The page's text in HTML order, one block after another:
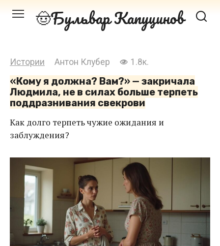
Перейти Бульвар Капуцинов
Истории Антон Клубер 1.8к.
«Кому я должна? Вам?» — закричала
Людмила, не в силах больше терпеть
поддразнивания свекрови
Как долго терпеть чужие ожидания и
заблуждения?